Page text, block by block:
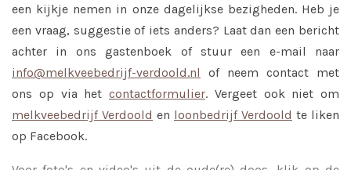
een kijkje nemen in onze dagelijkse bezigheden. Heb je
een vraag, suggestie of iets anders? Laat dan een bericht
achter in ons gastenboek of stuur een e-mail naar
info@melkveebedrijf-verdoold.nl
of neem contact met
ons op via het contactformulier. Vergeet ook niet om
melkveebedrijf Verdoold en loonbedrijf Verdoold te liken
op Facebook.